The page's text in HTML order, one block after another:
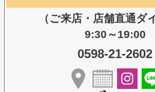
（ご来店・店舗直通ダ
9:30～19:00
0598-21-2602